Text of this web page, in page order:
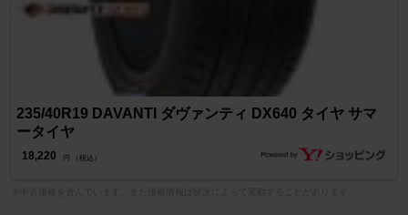
235/40R19 DAVANTI ダヴァンティ DX640 タイヤ サマ
ータイヤ
18,220 円 （税込）